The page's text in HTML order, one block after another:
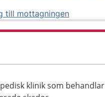
till mottagningen
klinik som